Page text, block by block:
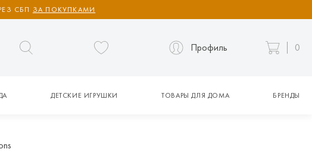
СБП ЗА ПОКУПКАМИ
Профиль 0
ДЕТСКИЕ ИГРУШКИ ТОВАРЫ ДЛЯ ДОМА БРЕНДЫ